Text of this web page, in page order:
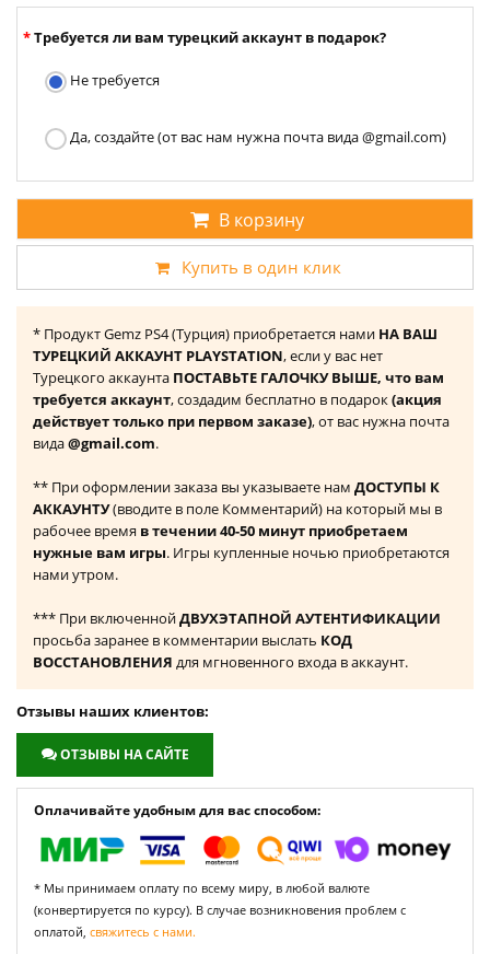
Требуется ли вам турецкий аккаунт в подарок?
Не требуется
Да, создайте (от вас нам нужна почта вида @gmail.com)
В корзину
Купить в один клик
* Продукт Gemz PS4 (Турция) приобретается нами НА ВАШ
ТУРЕЦКИЙ АККАУНТ PLAYSTATION, если у вас нет
Турецкого аккаунта ПОСТАВЬТЕ ГАЛОЧКУ ВЫШЕ, что вам
требуется аккаунт, создадим бесплатно в подарок(акция
действует только при первом заказе), от вас нужна почта
вида@gmail.com.
** При оформлении заказа вы указываете нам ДОСТУПЫ К
АККАУНТУ(вводите в поле Комментарий) на который мы в
рабочее время в течении 40-50 минут приобретаем
нужные вам игры. Игры купленные ночью приобретаются
нами утром.
*** При включеннойДВУХЭТАПНОЙ АУТЕНТИФИКАЦИИ
просьба заранее в комментарии выслать КОД
ВОССТАНОВЛЕНИЯ для мгновенного входа в аккаунт.
Отзывы наших клиентов:
ОТЗЫВЫ НА САЙТЕ
Оплачивайте удобным для вас способом:
* Мы принимаем оплату по всему миру, в любой валюте
(конвертируется по курсу). В случае возникновения проблем с
оплатой, свяжитесь с нами.